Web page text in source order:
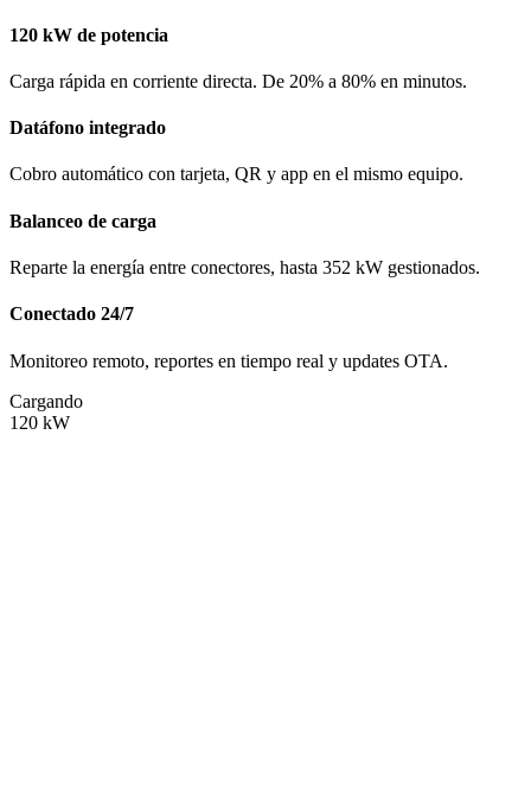
120 kW de potencia
Carga rápida en corriente directa. De 20% a 80% en minutos.
Datáfono integrado
Cobro automático con tarjeta, QR y app en el mismo equipo.
Balanceo de carga
Reparte la energía entre conectores, hasta 352 kW gestionados.
Conectado 24/7
Monitoreo remoto, reportes en tiempo real y updates OTA.
Cargando
120 kW